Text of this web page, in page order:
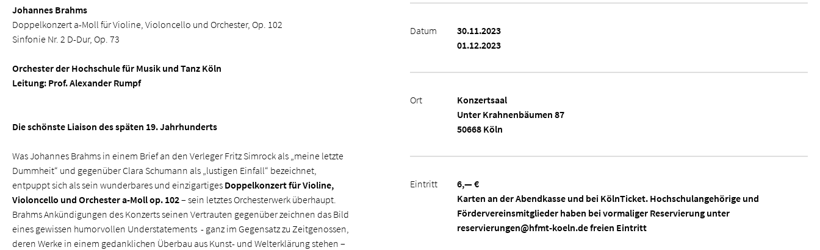
Johannes Brahms
Doppelkonzert a-Moll für Violine, Violoncello und Orchester, Op. 102
Sinfonie Nr. 2 D-Dur, Op. 73
Orchester der Hochschule für Musik und Tanz Köln
Leitung: Prof. Alexander Rumpf
Die schönste Liaison des späten 19. Jahrhunderts
Was Johannes Brahms in einem Brief an den Verleger Fritz Simrock als „meine letzte
Dummheit“ und gegenüber Clara Schumann als „lustigen Einfall“ bezeichnet,
entpuppt sich als sein wunderbares und einzigartiges Doppelkonzert für Violine,
Violoncello und Orchester a-Moll op. 102– sein letztes Orchesterwerk überhaupt.
Brahms Ankündigungen des Konzerts seinen Vertrauten gegenüber zeichnen das Bild
eines gewissen humorvollen Understatements - ganz im Gegensatz zu Zeitgenossen,
deren Werke in einem gedanklichen Überbau aus Kunst- und Welterklärung stehen –
Datum
30.11.2023
01.12.2023
Ort
Konzertsaal
Unter Krahnenbäumen 87
50668 Köln
Eintritt
6,— €
Karten an der Abendkasse und bei KölnTicket. Hochschulangehörige und
Fördervereinsmitglieder haben bei vormaliger Reservierung unter
reservierungen@hfmt-koeln.de freien Eintritt